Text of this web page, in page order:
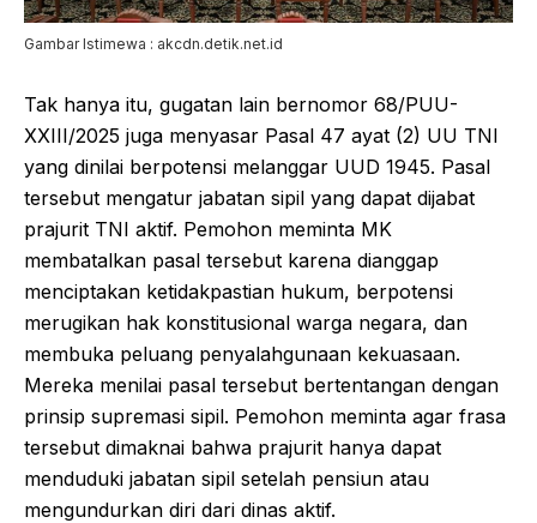
Gambar Istimewa : akcdn.detik.net.id
Tak hanya itu, gugatan lain bernomor 68/PUU-
XXIII/2025 juga menyasar Pasal 47 ayat (2) UU TNI
yang dinilai berpotensi melanggar UUD 1945. Pasal
tersebut mengatur jabatan sipil yang dapat dijabat
prajurit TNI aktif. Pemohon meminta MK
membatalkan pasal tersebut karena dianggap
menciptakan ketidakpastian hukum, berpotensi
merugikan hak konstitusional warga negara, dan
membuka peluang penyalahgunaan kekuasaan.
Mereka menilai pasal tersebut bertentangan dengan
prinsip supremasi sipil. Pemohon meminta agar frasa
tersebut dimaknai bahwa prajurit hanya dapat
menduduki jabatan sipil setelah pensiun atau
mengundurkan diri dari dinas aktif.